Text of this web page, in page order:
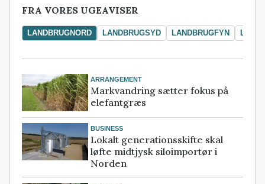
FRA VORES UGEAVISER
LANDBRUGNORD LANDBRUGSYD LANDBRUGFYN
ARRANGEMENT
Markvandring sætter fokus på
elefantgræs
BUSINESS
Lokalt generationsskifte skal
løfte midtjysk siloimportør i
Norden